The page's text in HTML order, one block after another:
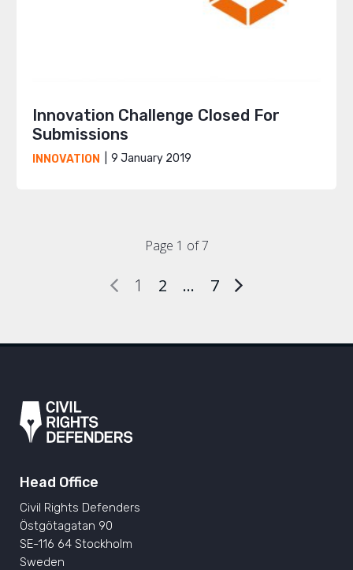
Innovation Challenge Closed For
Submissions
INNOVATION 9 January 2019
Page 1 of 7
1 2 … 7
Head Office
Civil Rights Defenders
Östgötagatan 90
SE-116 64 Stockholm
Sweden